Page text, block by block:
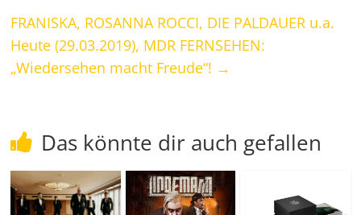
FRANISKA, ROSANNA ROCCI, DIE PALDAUER u.a.
Heute (29.03.2019), MDR FERNSEHEN:
„Wiedersehen macht Freude“! →
Das könnte dir auch gefallen